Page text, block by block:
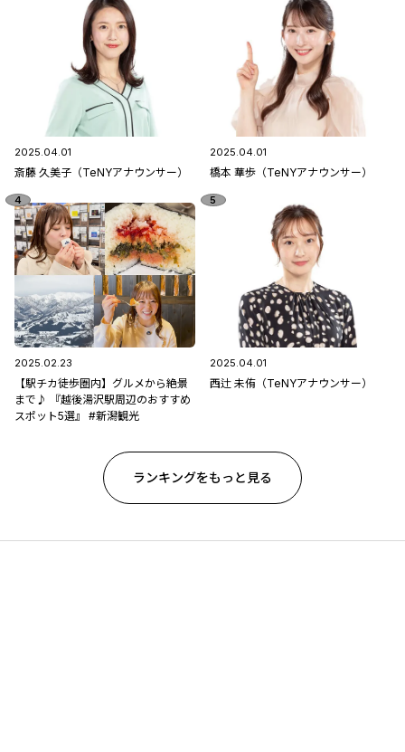
2025.04.01
斎藤 久美子（TeNYアナウンサー）
2025.04.01
橋本 華歩（TeNYアナウンサー）
2025.02.23
【駅チカ徒歩圏内】グルメから絶景
まで♪ 『越後湯沢駅周辺のおすすめ
スポット5選』 #新潟観光
2025.04.01
西辻 未侑（TeNYアナウンサー）
ランキングをもっと見る